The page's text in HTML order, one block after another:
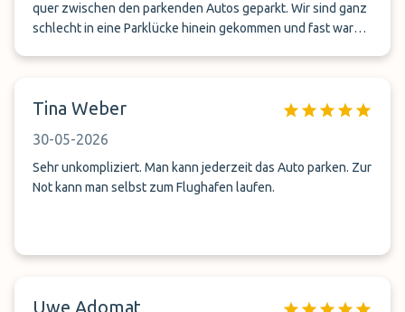
quer zwischen den parkenden Autos geparkt. Wir sind ganz
schlecht in eine Parklücke hinein gekommen und fast war
Tina Weber
30-05-2026
Sehr unkompliziert. Man kann jederzeit das Auto parken. Zur
Not kann man selbst zum Flughafen laufen.
Uwe Adomat